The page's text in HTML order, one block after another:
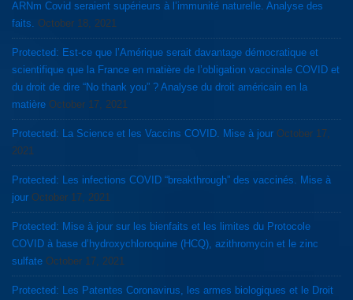
ARNm Covid seraient supérieurs à l’immunité naturelle. Analyse des
faits.
October 18, 2021
Protected: Est-ce que l’Amérique serait davantage démocratique et
scientifique que la France en matière de l’obligation vaccinale COVID et
du droit de dire “No thank you” ? Analyse du droit américain en la
matière October 17, 2021
Protected: La Science et les Vaccins COVID. Mise à jour October 17,
2021
Protected: Les infections COVID “breakthrough” des vaccinés. Mise à
jour October 17, 2021
Protected: Mise à jour sur les bienfaits et les limites du Protocole
COVID à base d’hydroxychloroquine (HCQ), azithromycin et le zinc
sulfate October 17, 2021
Protected: Les Patentes Coronavirus, les armes biologiques et le Droit